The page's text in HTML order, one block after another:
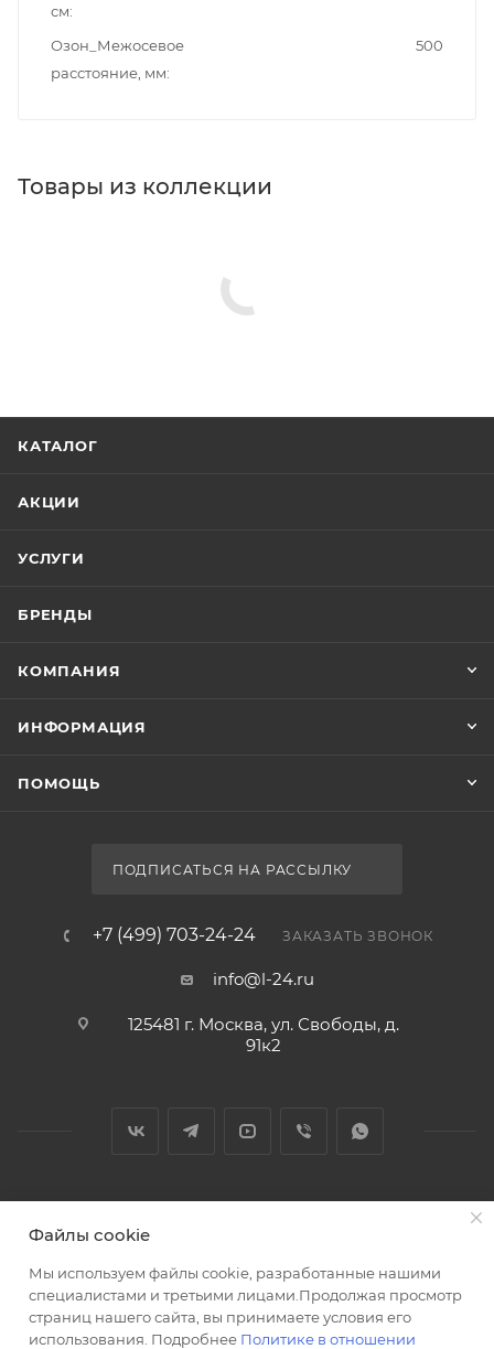
см
Озон_Межосевое
расстояние, мм
500
Товары из коллекции
КАТАЛОГ
АКЦИИ
УСЛУГИ
БРЕНДЫ
КОМПАНИЯ
ИНФОРМАЦИЯ
ПОМОЩЬ
ПОДПИСАТЬСЯ НА РАССЫЛКУ
+7 (499) 703-24-24 ЗАКАЗАТЬ ЗВОНОК
info@l-24.ru
125481 г. Москва, ул. Свободы, д.
91к2
Файлы cookie
Мы используем файлы cookie, разработанные нашими
специалистами и третьими лицами.Продолжая просмотр
страниц нашего сайта, вы принимаете условия его
использования. Подробнее Политике в отношении